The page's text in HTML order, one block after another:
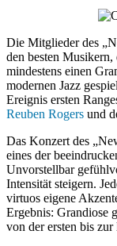
Die Mitglieder des
den besten
mindestens einen
modernen Jazz
Ereignis ersten
Reuben Rogers und
Das Konzert des
eines der
Unvorstellbar
Intensität steigern.
virtuos eigene
Ergebnis: Grandiose
von der ersten bis zur